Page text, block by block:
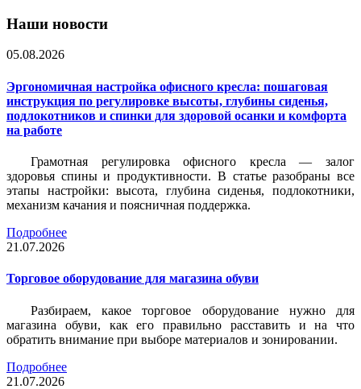
Наши новости
05.08.2026
Эргономичная настройка офисного кресла: пошаговая
инструкция по регулировке высоты, глубины сиденья,
подлокотников и спинки для здоровой осанки и комфорта
на работе
Грамотная регулировка офисного кресла — залог
здоровья спины и продуктивности. В статье разобраны все
этапы настройки: высота, глубина сиденья, подлокотники,
механизм качания и поясничная поддержка.
Подробнее
21.07.2026
Торговое оборудование для магазина обуви
Разбираем, какое торговое оборудование нужно для
магазина обуви, как его правильно расставить и на что
обратить внимание при выборе материалов и зонировании.
Подробнее
21.07.2026